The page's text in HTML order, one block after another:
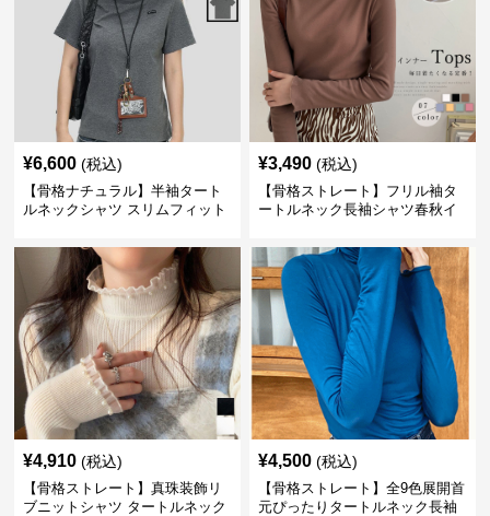
¥6,600 (税込)
【骨格ナチュラル】半袖タート
ルネックシャツ スリムフィット
¥3,490 (税込)
【骨格ストレート】フリル袖タ
ートルネック長袖シャツ春秋イ
¥4,910 (税込)
【骨格ストレート】真珠装飾リ
ブニットシャツ タートルネック
¥4,500 (税込)
【骨格ストレート】全9色展開首
元ぴったりタートルネック長袖